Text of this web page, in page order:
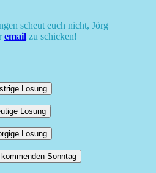
scheut euch nicht, Jörg
emailzu schicken!
Losung
Losung
Losung
Sonntag